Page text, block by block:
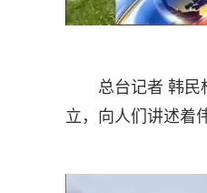
总台记者 韩民
立，向人们讲述着